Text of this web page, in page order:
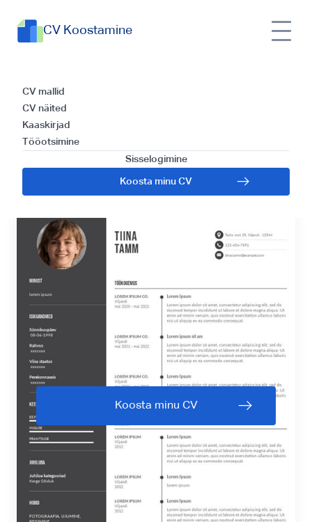
CV Koostamine
CV mallid
CV näited
Kaaskirjad
Tööotsimine
Sisselogimine
Koosta minu CV
Parimad Nõuanded
Esteetik CV
Kirjutamiseks
Koosta minu CV